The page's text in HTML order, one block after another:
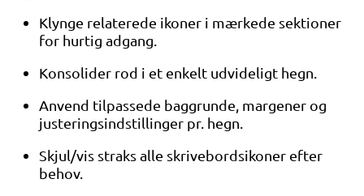
Klynge relaterede ikoner i mærkede sektioner
for hurtig adgang.
Konsolider rod i et enkelt udvideligt hegn.
Anvend tilpassede baggrunde, margener og
justeringsindstillinger pr. hegn.
Skjul/vis straks alle skrivebordsikoner efter
behov.